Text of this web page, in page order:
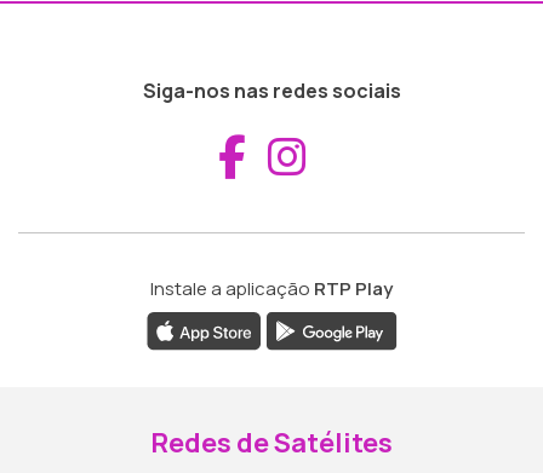
Siga-nos nas redes sociais
Aceder ao
Instale a aplicação RTP Play
Redes de Satélites